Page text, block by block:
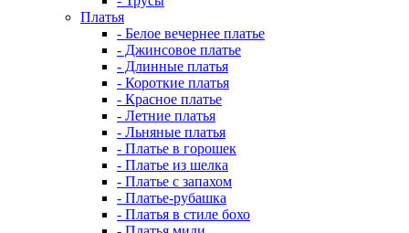
Платья
- Белое вечернее платье
- Джинсовое платье
- Длинные платья
- Короткие платья
- Красное платье
- Летние платья
- Льняные платья
- Платье в горошек
- Платье из шелка
- Платье с запахом
- Платье-рубашка
- Платья в стиле бохо